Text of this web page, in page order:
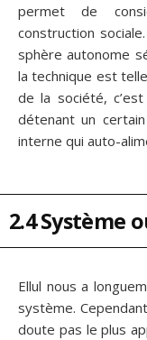
permet de
construction
sphère autonome
la technique est
de la société,
détenant un
interne qui auto-
2.4 Système
Ellul nous a
système.
doute pas le plus